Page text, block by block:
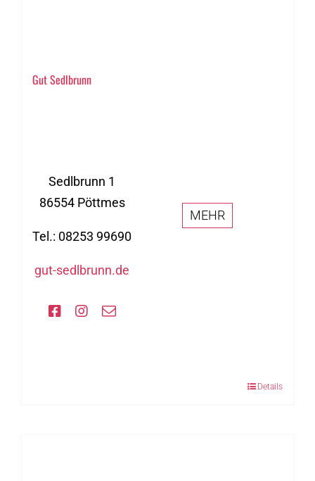
Gut Sedlbrunn
Sedlbrunn 1
86554 Pöttmes
Tel.: 08253 99690
gut-sedlbrunn.de
MEHR
Details